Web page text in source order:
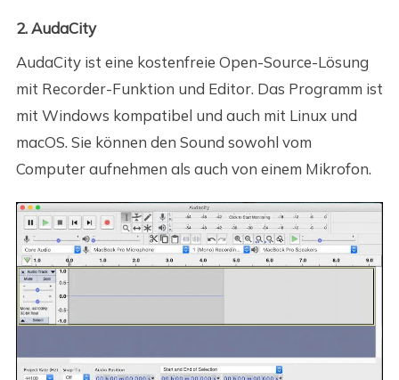
2. AudaCity
AudaCity ist eine kostenfreie Open-Source-Lösung
mit Recorder-Funktion und Editor. Das Programm ist
mit Windows kompatibel und auch mit Linux und
macOS. Sie können den Sound sowohl vom
Computer aufnehmen als auch von einem Mikrofon.